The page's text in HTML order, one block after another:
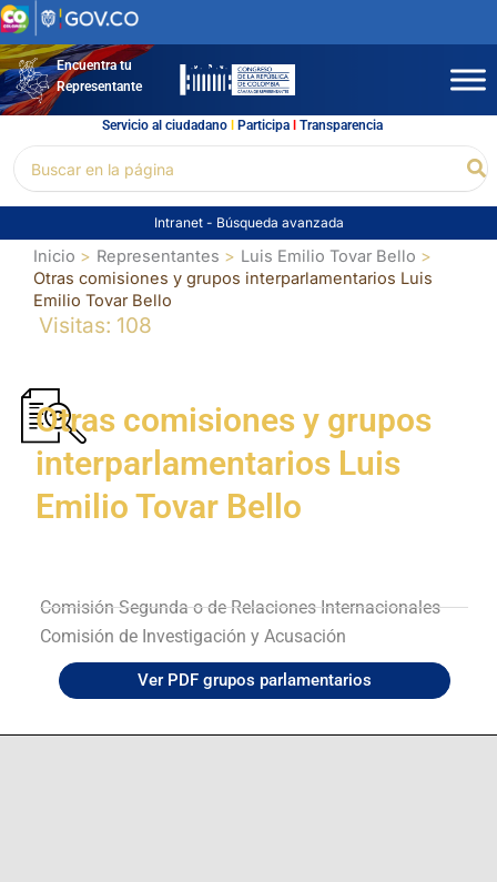
Ir
al
contenidoEncuentra tu
Representante
Servicio al ciudadano l Participal Transparencia
por:
Intranet - Búsqueda avanzada
Inicio Representantes
Luis Emilio Tovar Bello
Otras comisiones y grupos interparlamentarios Luis
Emilio Tovar Bello
Visitas: 108
Otras comisiones y grupos
interparlamentarios Luis
Emilio Tovar Bello
Comisión Segunda o de Relaciones Internacionales
Comisión de Investigación y Acusación
Ver PDF grupos parlamentarios